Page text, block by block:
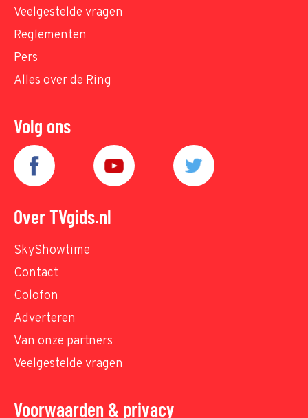
Veelgestelde vragen
Reglementen
Pers
Alles over de Ring
Volg ons
Over TVgids.nl
SkyShowtime
Contact
Colofon
Adverteren
Van onze partners
Veelgestelde vragen
Voorwaarden & privacy